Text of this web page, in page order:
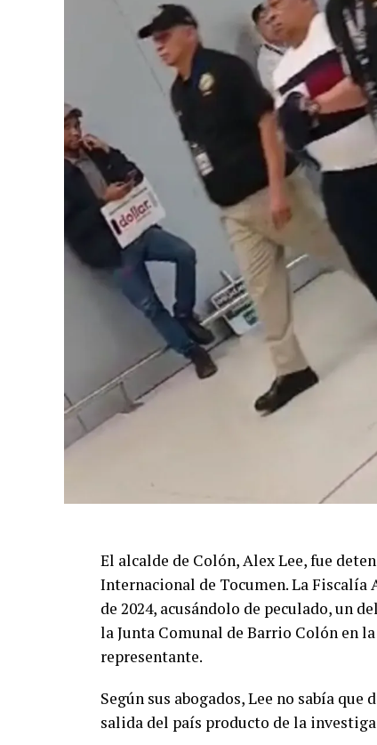
El alcalde de Colón, Alex Lee, fue
Internacional de Tocumen. La
de 2024, acusándolo de peculado, un
la Junta Comunal de Barrio Colón en
representante.
Según sus abogados, Lee no sabía
salida del país producto de la